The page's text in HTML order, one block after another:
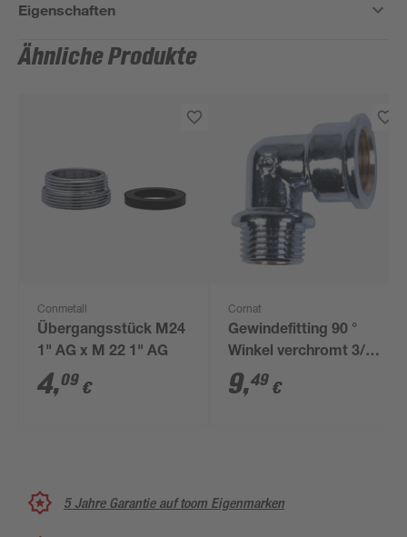
Eigenschaften
Ähnliche Produkte
Conmetall
Übergangsstück M24
1" AG x M 22 1" AG
4,09 €
Cornat
Gewindefitting 90 °
Winkel verchromt 3/4"
IG x 3/4" AG
9,49 €
5 Jahre Garantie auf toom Eigenmarken